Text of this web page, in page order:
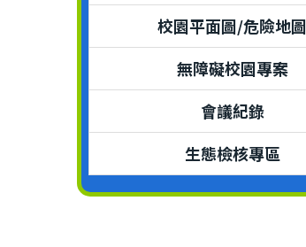
校園平面圖/危險地圖
無障礙校園專案
會議紀錄
生態檢核專區